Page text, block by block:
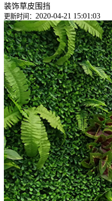
装饰草皮围挡
更新时间： 2020-04-21 15:01:03